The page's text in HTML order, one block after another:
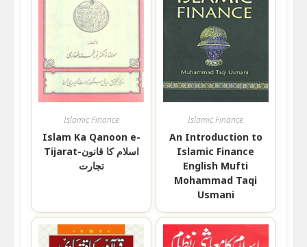
Islamic Finance
Islam Ka Qanoon e-
Tijarat-اسلام کا قانون
تجارت
Islamic Finance
An Introduction to
Islamic Finance
English Mufti
Mohammad Taqi
Usmani